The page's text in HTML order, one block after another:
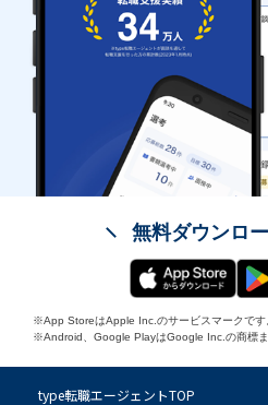
無料ダウンロ
※App StoreはApple Inc.のサービスマークです
※Android、Google PlayはGoogle Inc.の商標ま
type転職エージェントTOP